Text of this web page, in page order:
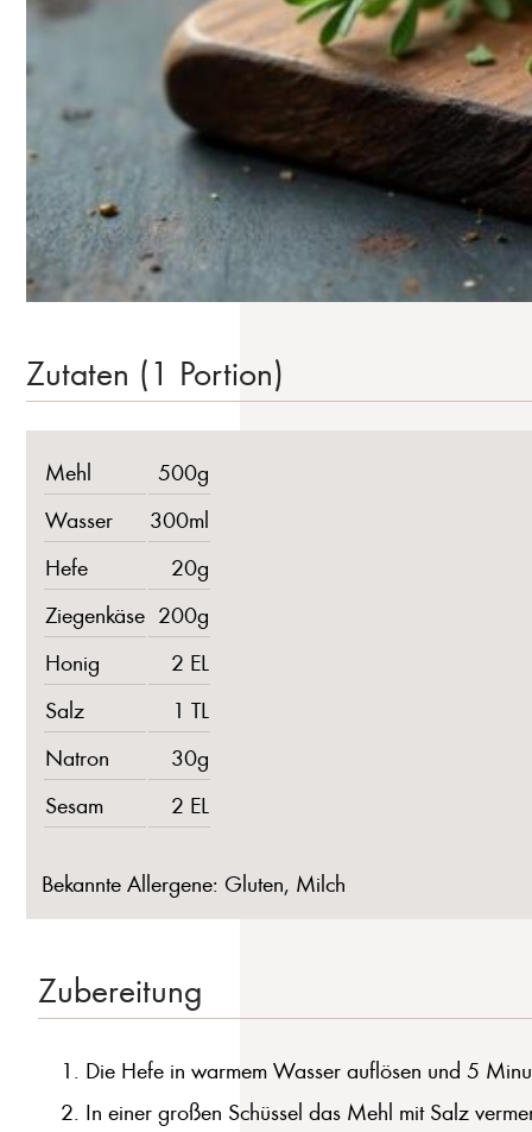
Zutaten (1 Portion)
Mehl
500g
Wasser
300ml
Hefe
20g
Ziegenkäse 200g
Honig
2 EL
Salz
1 TL
Natron
30g
Sesam
2 EL
Bekannte Allergene: Gluten, Milch
Zubereitung
Die Hefe in warmem Wasser auflösen und 5
In einer großen Schüssel das Mehl mit Salz